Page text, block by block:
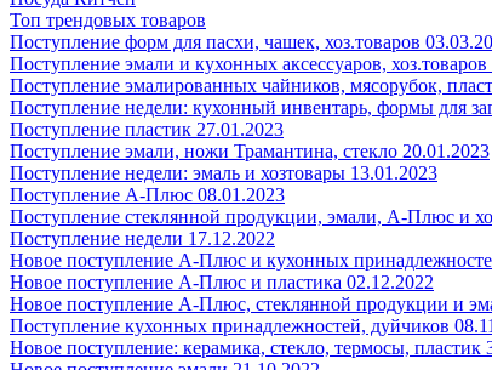
Топ трендовых товаров
Поступление форм для пасхи, чашек, хоз.товаров
Поступление эмали и кухонных аксессуаров,
Поступление эмалированных чайников, мясорубок,
Поступление недели: кухонный инвентарь, формы для
Поступление пластик 27.01.2023
Поступление эмали, ножи Трамантина, стекло 20.01.2023
Поступление недели: эмаль и хозтовары 13.01.2023
Поступление А-Плюс 08.01.2023
Поступление стеклянной продукции, эмали, А-Плюс и
Поступление недели 17.12.2022
Новое поступление А-Плюс и кухонных
Новое поступление А-Плюс и пластика 02.12.2022
Новое поступление А-Плюс, стеклянной продукции и
Поступление кухонных принадлежностей, дуйчиков
Новое поступление: керамика, стекло, термосы, пластик